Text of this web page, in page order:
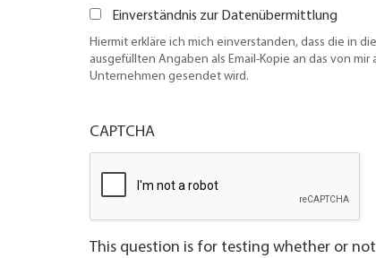
Einverständnis zur Datenübermittlung
Hiermit erkläre ich mich einverstanden, dass die in
ausgefüllten Angaben als Email-Kopie an das von mir
Unternehmen gesendet wird.
CAPTCHA
This question is for testing whether or